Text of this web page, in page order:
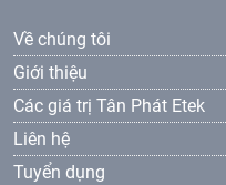
Về chúng tôi
Giới thiệu
Các giá trị Tân Phát Etek
Liên hệ
Tuyển dụng